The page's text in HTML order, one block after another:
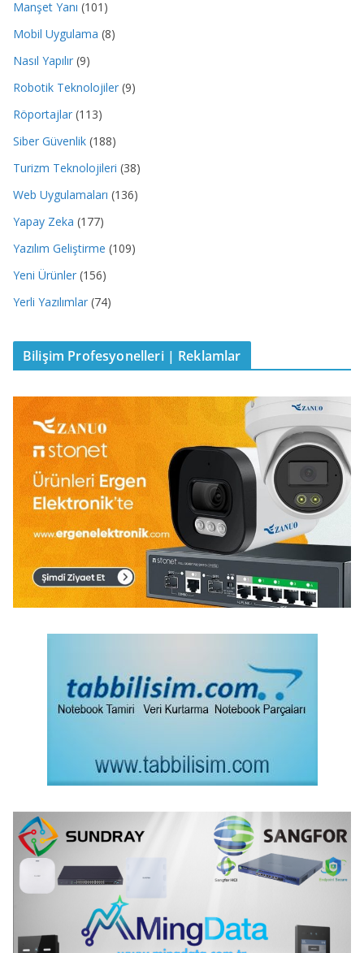
Manşet Yanı (101)
Mobil Uygulama (8)
Nasıl Yapılır (9)
Robotik Teknolojiler (9)
Röportajlar (113)
Siber Güvenlik (188)
Turizm Teknolojileri (38)
Web Uygulamaları (136)
Yapay Zeka (177)
Yazılım Geliştirme (109)
Yeni Ürünler (156)
Yerli Yazılımlar (74)
Bilişim Profesyonelleri | Reklamlar